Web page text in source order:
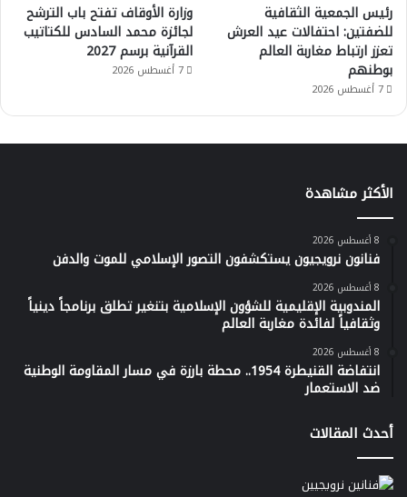
رئيس الجمعية الثقافية
للضفتين: احتفالات عيد العرش
تعزز ارتباط مغاربة العالم
بوطنهم
7 أغسطس 2026
وزارة الأوقاف تفتح باب الترشح
لجائزة محمد السادس للكتاتيب
القرآنية برسم 2027
7 أغسطس 2026
الأكثر مشاهدة
8 أغسطس 2026
فنانون نرويجيون يستكشفون التصور الإسلامي للموت والدفن
8 أغسطس 2026
المندوبية الإقليمية للشؤون الإسلامية بتنغير تطلق برنامجاً دينياً
وثقافياً لفائدة مغاربة العالم
8 أغسطس 2026
انتفاضة القنيطرة 1954.. محطة بارزة في مسار المقاومة الوطنية
ضد الاستعمار
أحدث المقالات